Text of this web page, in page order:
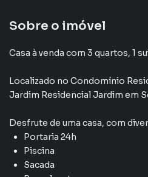
Sacada
Portaria 24h
Ar-Condicionado
Sobre o imóvel
Casa à venda com 3 quartos, 1
Localizado no Condomínio
Jardim Residencial Jardim em
Desfrute de uma casa, com
Portaria 24h
Piscina
Sacada